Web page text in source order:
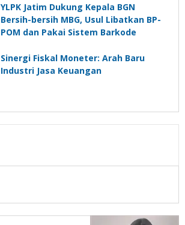
YLPK Jatim Dukung Kepala BGN
Bersih-bersih MBG, Usul Libatkan BP-
POM dan Pakai Sistem Barkode
Sinergi Fiskal Moneter: Arah Baru
Industri Jasa Keuangan